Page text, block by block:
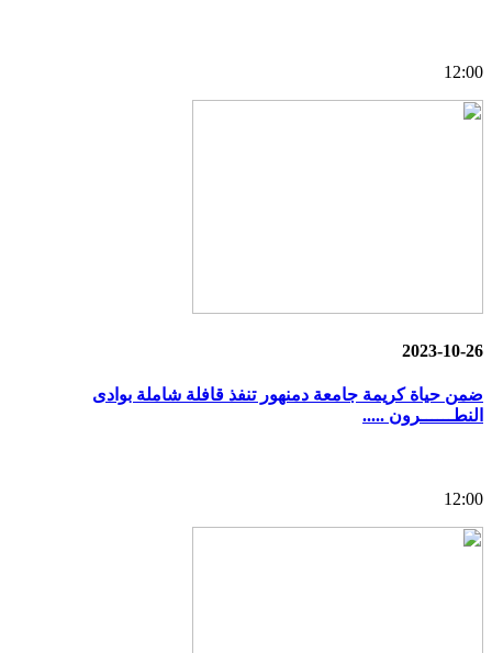
12:00
2023-10-26
ضمن حياة كريمة جامعة دمنهور تنفذ قافلة شاملة بوادى
النطــــــرون .....
12:00